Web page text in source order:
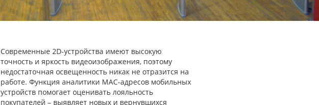
Современные 2D-устройства имеют высокую
точность и яркость видеоизображения, поэтому
недостаточная освещенность никак не отразится на
работе. Функция аналитики MAC-адресов мобильных
устройств помогает оценивать лояльность
покупателей – выявляет новых и вернувшихся